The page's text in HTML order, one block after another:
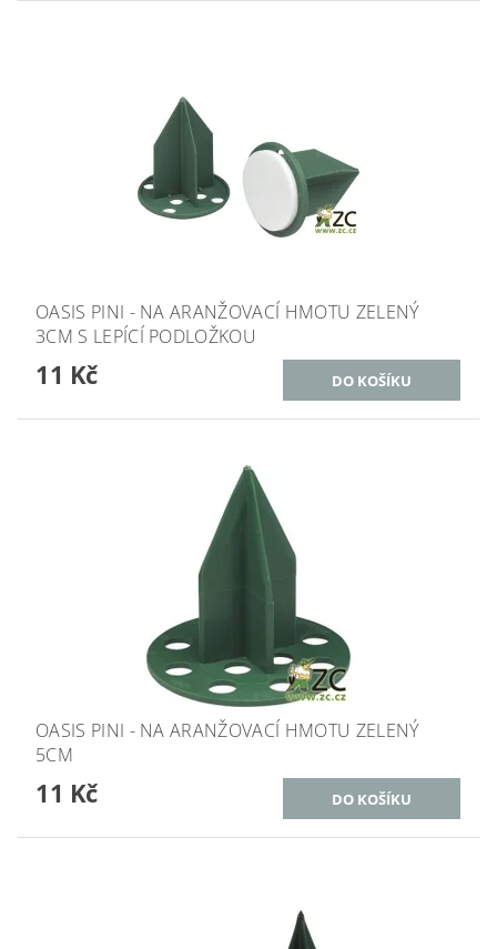
OASIS PINI - NA ARANŽOVACÍ HMOTU ZELENÝ
3CM S LEPÍCÍ PODLOŽKOU
11 Kč
OASIS PINI - NA ARANŽOVACÍ HMOTU ZELENÝ
5CM
11 Kč